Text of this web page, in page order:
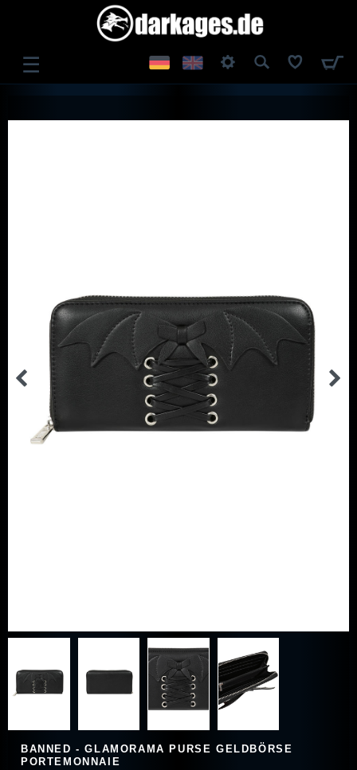
☰
BANNED - GLAMORAMA PURSE GELDBÖRSE
PORTEMONNAIE